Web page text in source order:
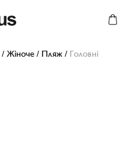
/ Жіноче / Пляж / Головні